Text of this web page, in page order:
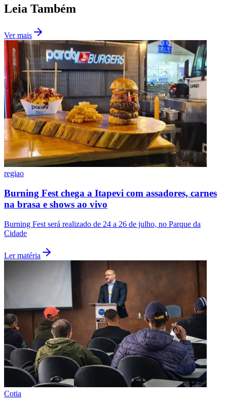
Flamengo
Leia Também
Ver mais
regiao
Burning Fest chega a Itapevi com assadores, carnes
na brasa e shows ao vivo
Burning Fest será realizado de 24 a 26 de julho, no Parque da
Cidade
Ler matéria
Cotia